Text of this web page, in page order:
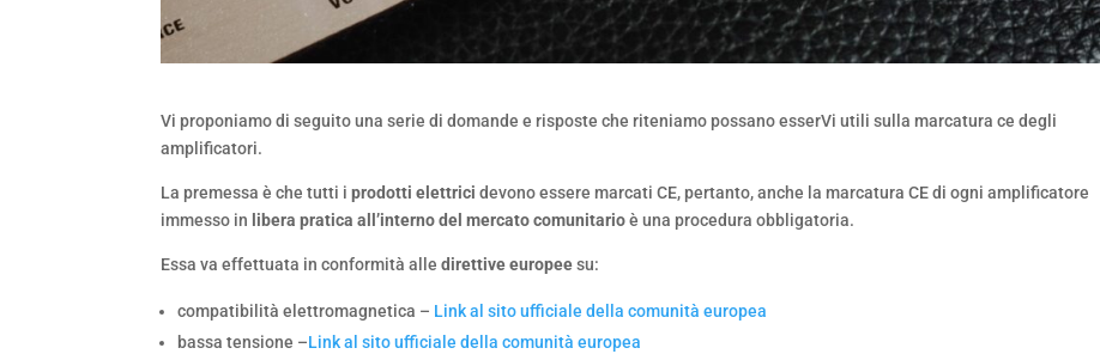
Vi proponiamo di seguito una serie di domande e risposte che riteniamo possano esserVi utili sulla marcatura ce degli
amplificatori.
La premessa è che tutti iprodotti elettrici devono essere marcati CE, pertanto, anche la marcatura CE di ogni amplificatore
immesso in libera pratica all’interno del mercato comunitarioè una procedura obbligatoria.
Essa va effettuata in conformità alledirettive europeesu:
compatibilità elettromagnetica – Link al sito ufficiale della comunità europea
bassa tensione –Link al sito ufficiale della comunità europea